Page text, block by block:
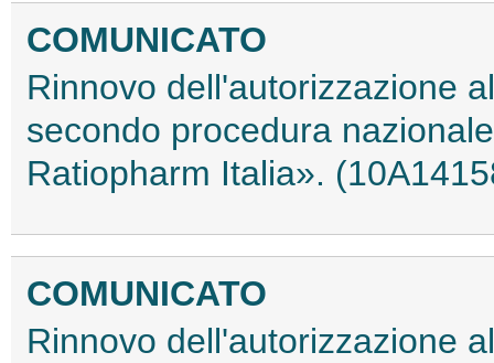
COMUNICATO
Rinnovo dell'autorizzazione
secondo procedura
Ratiopharm Italia».
COMUNICATO
Rinnovo dell'autorizzazione